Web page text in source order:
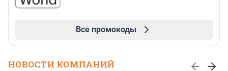
Все промокоды
НОВОСТИ КОМПАНИЙ